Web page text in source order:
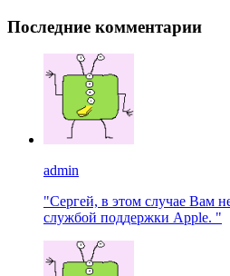
Последние комментарии
admin
"Сергей, в этом случае Вам
службой поддержки Apple. "